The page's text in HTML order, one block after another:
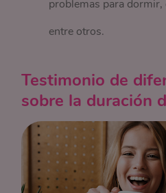
problemas para
entre otros.
Testimonio de
sobre la duración